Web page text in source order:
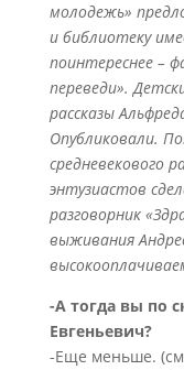
молодежь»
и библиотеку
поинтереснее –
переведи».
рассказы
Опубликовали.
средневекового
энтузиастов
разговорник
выживания
-А тогда вы по
Евгеньевич?
-Еще меньше.